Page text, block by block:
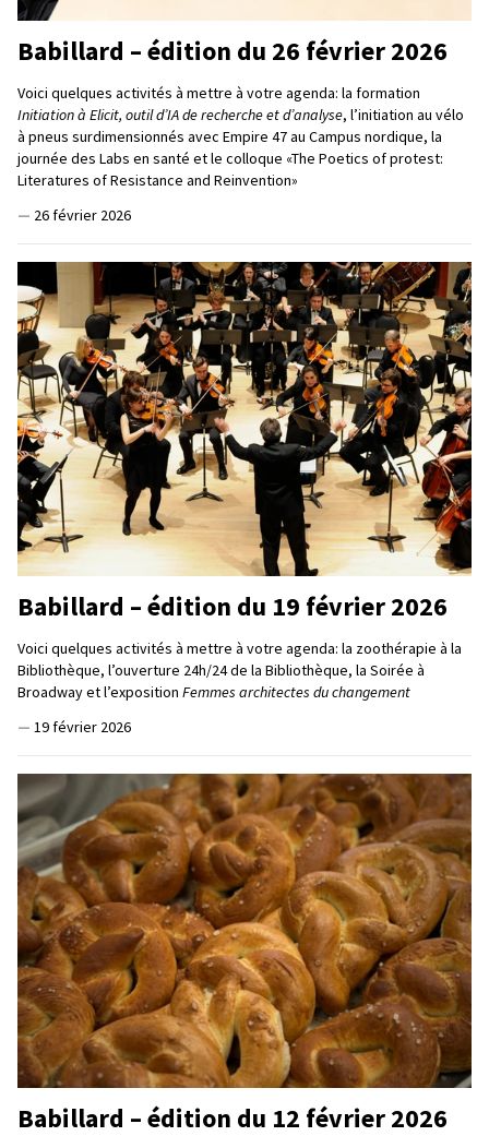
Babillard – édition du 26 février 2026
Voici quelques activités à mettre à votre agenda: la formation
Initiation à Elicit, outil d’IA de recherche et d’analyse, l’initiation au vélo
à pneus surdimensionnés avec Empire 47 au Campus nordique, la
journée des Labs en santé et le colloque «The Poetics of protest:
Literatures of Resistance and Reinvention»
— 26 février 2026
Babillard – édition du 19 février 2026
Voici quelques activités à mettre à votre agenda: la zoothérapie à la
Bibliothèque, l’ouverture 24h/24 de la Bibliothèque, la Soirée à
Broadway et l’exposition Femmes architectes du changement
— 19 février 2026
Babillard – édition du 12 février 2026